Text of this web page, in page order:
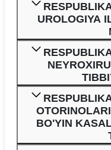
UROLOGIYA
BO'YIN